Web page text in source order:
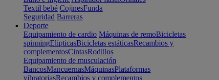
Textil bebé CojinesFunda
Seguridad Barreras
Deporte
Equipamiento de cardio Máquinas de remoBicicletas
spinningElípticasBicicletas estáticasRecambios y
complementosCintasRodillos
Equipamiento de musculación
BancosMancuernasMáquinasPlataformas
vibratoriasRecambios y complementos